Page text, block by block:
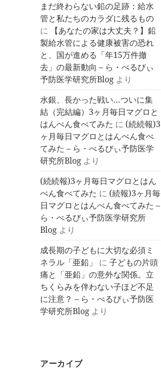
まだ終わらない鉛の足跡：給水
管と私たちのカラダに残るもの
に
【あなたの家は大丈夫？】鉛
製給水管による健康被害の恐れ
と、国が進める「年15万件撤
去」の最新動向 – ら・べるびぃ
予防医学研究所Blog より
水銀、長かった戦い…ついに集
結（完結編）3ヶ月毎日マグロと
はんぺん食べてみた に (続続報)3
ヶ月毎日マグロとはんぺん食べ
てみた – ら・べるびぃ予防医学
研究所Blog より
(続続報)3ヶ月毎日マグロとはん
ぺん食べてみた に (続報)3ヶ月毎
日マグロとはんぺん食べてみた –
ら・べるびぃ予防医学研究所
Blog より
成長期の子どもに大切な必須ミ
ネラル「亜鉛」
に子どもの片頭
痛と「亜鉛」の意外な関係。立
ちくらみを伴わない子ほど不足
に注意？ – ら・べるびぃ予防医
学研究所Blog より
アーカイブ